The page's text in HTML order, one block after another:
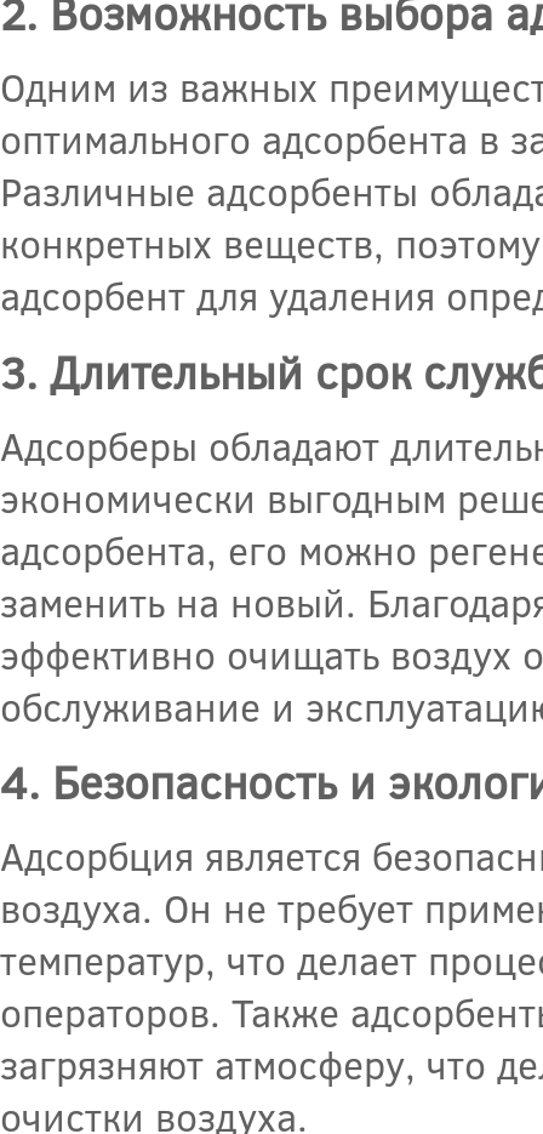
2. Возможность выбора
Одним из важных
оптимального адсорбента в
Различные адсорбенты
конкретных веществ,
адсорбент для удаления
3. Длительный срок
Адсорберы обладают
экономически выгодным
адсорбента, его можно
заменить на новый.
эффективно очищать воздух
обслуживание и
4. Безопасность и
Адсорбция является
воздуха. Он не требует
температур, что делает
операторов. Также
загрязняют атмосферу, что
очистки воздуха.